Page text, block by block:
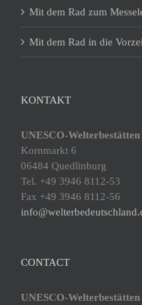
Mit dem Rad zum
Mit dem Rad in die
KONTAKT
UNESCO-Welterbestätten
Kornmarkt 6
06484 Quedlinburg
Tel. +49 3946 8112-53
Fax +49 3946 8112-56
CONTACT
UNESCO-Welterbestätten